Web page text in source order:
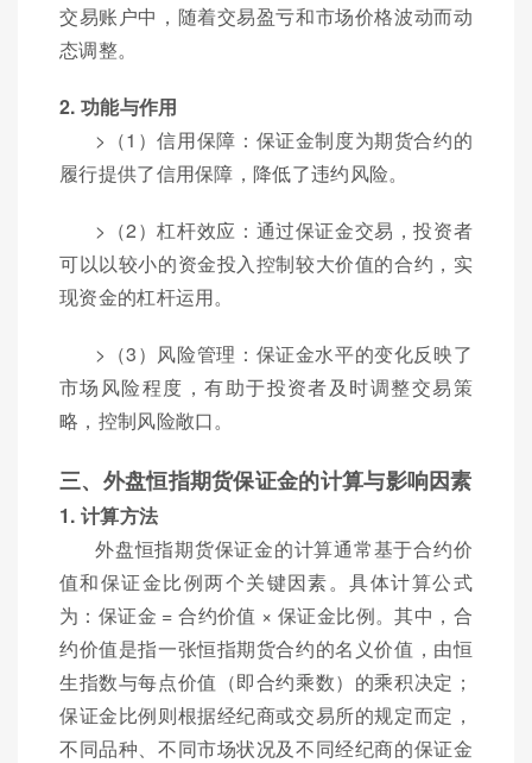
交易账户中，随着交易盈亏和市场价格波动而动
态调整。
2. 功能与作用
>（1）信用保障：保证金制度为期货合约的
履行提供了信用保障，降低了违约风险。
>（2）杠杆效应：通过保证金交易，投资者
可以以较小的资金投入控制较大价值的合约，实
现资金的杠杆运用。
>（3）风险管理：保证金水平的变化反映了
市场风险程度，有助于投资者及时调整交易策
略，控制风险敞口。
三、外盘恒指期货保证金的计算与影响因素
1. 计算方法
外盘恒指期货保证金的计算通常基于合约价
值和保证金比例两个关键因素。具体计算公式
为：保证金 = 合约价值 × 保证金比例。其中，合
约价值是指一张恒指期货合约的名义价值，由恒
生指数与每点价值（即合约乘数）的乘积决定；
保证金比例则根据经纪商或交易所的规定而定，
不同品种、不同市场状况及不同经纪商的保证金